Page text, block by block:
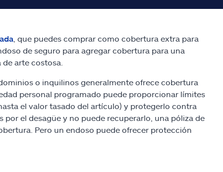
, que puedes comprar como cobertura extra para
de seguro para agregar cobertura para una
arte costosa.
o inquilinos generalmente ofrece cobertura
personal programado puede proporcionar límites
el valor tasado del artículo) y protegerlo contra
por el desagüe y no puede recuperarlo, una póliza de
Pero un endoso puede ofrecer protección